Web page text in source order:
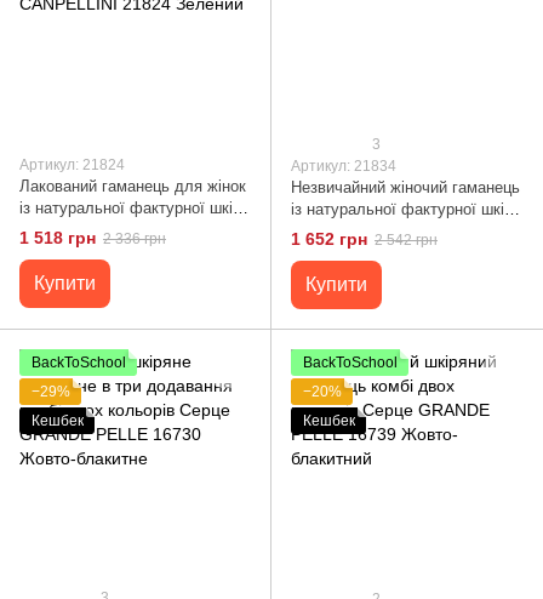
Артикул: 21824
Лакований гаманець для жінок
із натуральної фактурної шкіри
з тисненням під рептилію
CANPELLINI 21824 Зелений
1 518 грн 2 336 грн
Купити
3
Артикул: 21834
Незвичайний жіночий гаманець
із натуральної фактурної шкіри
CANPELLINI 21834 Чорний
1 652 грн 2 542 грн
Купити
BackToSchool
−29%
Кешбек
BackToSchool
−20%
Кешбек